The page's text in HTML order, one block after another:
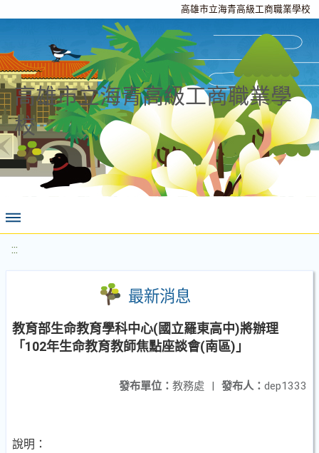
高雄市立海青高級工商職業學校
高雄市立海青高級工商職業學
校
:::
最新消息
教育部生命教育學科中心(國立羅東高中)將辦理
「102年生命教育教師焦點座談會(南區)」
發布人： dep1333
發布單位： 教務處 |
說明：